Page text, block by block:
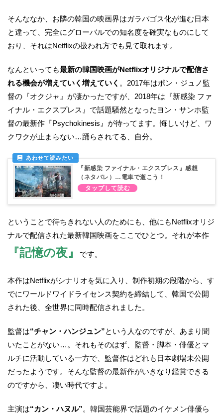
そんななか、お隣の韓国の映画界はガラパゴス化が進む日本
と違って、完全にグローバルでの知名度を確実なものにして
おり、それはNetflixの扱われ方でも見て取れます。
なんといっても最新の韓国映画がNetflixオリジナルで配信さ
れる機会が増えていく増えていく 。2017年はポン・ジュノ監
督の『オクジャ』が凄かったですが、2018年は『新感染 ファ
イナル・エクスプレス』で話題騒然となったヨン・サンホ監
督の最新作『Psychokinesis』が待ってます。悔しいけど、ワ
クワクが止まらない…踊らされてる、自分。
『新感染 ファイナル・エクスプレス』感想
（ネタバレ）…電車で逝こう！
ということで待ちきれない人のためにも、他にもNetflixオリジ
ナルで配信された最新韓国映画をここでひとつ。それが本作
『記憶の夜』 です。
本作はNetflixがシナリオを気に入り、制作初期の段階から、す
でにワールドワイドライセンス契約を締結して、韓国で公開
された後、全世界に同時配信されました。
監督は“チャン・ハンジュン”という人なのですが、あまり聞
いたことがない…。それもそのはず、監督・脚本・俳優とマ
ルチに活動している一方で、監督作はどれも日本劇場未公開
だったようです。そんな監督の最新作がいきなり鑑賞できる
のですから、凄い時代ですよ。
主演は“カン・ハヌル”。韓国芸能界で話題のイケメン俳優ら